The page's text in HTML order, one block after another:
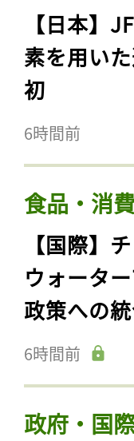
【日本】
素を用い
初
6時間前
食品・消
【国際】
ウォータ
政策への
6時間前
政府・国